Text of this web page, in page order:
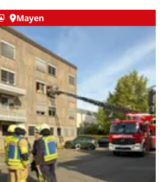
Mayen